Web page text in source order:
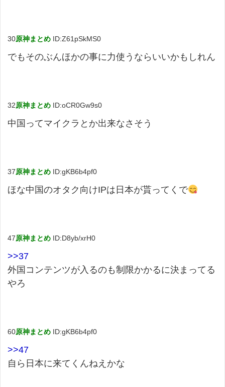
30原神まとめ ID:Z61pSkMS0
でもそのぶんほかの事に力使うならいいかもしれん
32原神まとめ ID:oCR0Gw9s0
中国ってマイクラとか出来なさそう
37原神まとめ ID:gKB6b4pf0
ほな中国のオタク向けIPは日本が貰ってくで
47原神まとめ ID:D8yb/xrH0
>>37
外国コンテンツが入るのも制限かかるに決まってる
やろ
60原神まとめ ID:gKB6b4pf0
>>47
自ら日本に来てくんねえかな